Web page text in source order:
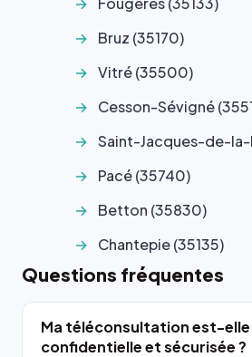
Bruz (35170)
Vitré (35500)
Cesson-Sévigné
Saint-Jacques-de-la-
Pacé (35740)
Betton (35830)
Chantepie (35135)
Questions fréquentes
Ma téléconsultation est-elle
confidentielle et sécurisée ?